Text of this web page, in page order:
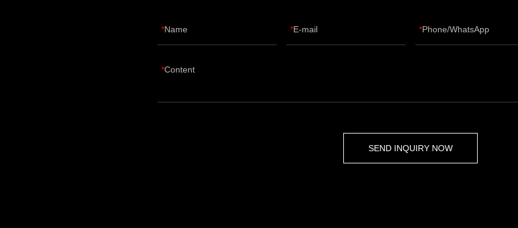
Name E-mail Phone/WhatsApp
Content
SEND INQUIRY NOW